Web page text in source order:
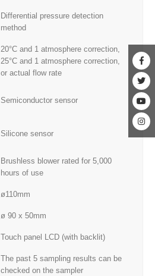
Differential pressure detection
method
20°C and 1 atmosphere correction,
25°C and 1 atmosphere correction,
or actual flow rate
Semiconductor sensor
Silicone sensor
Brushless blower rated for 5,000
hours of use
ø110mm
ø 90 x 50mm
Touch panel LCD (with backlit)
The past 5 sampling results can be
checked on the sampler